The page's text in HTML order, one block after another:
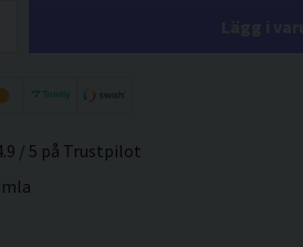
/ 5 på Trustpilot